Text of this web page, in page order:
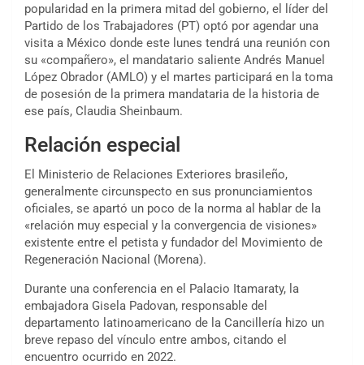
popularidad en la primera mitad del gobierno, el líder del
Partido de los Trabajadores (PT) optó por agendar una
visita a México donde este lunes tendrá una reunión con
su «compañero», el mandatario saliente Andrés Manuel
López Obrador (AMLO) y el martes participará en la toma
de posesión de la primera mandataria de la historia de
ese país, Claudia Sheinbaum.
Relación especial
El Ministerio de Relaciones Exteriores brasileño,
generalmente circunspecto en sus pronunciamientos
oficiales, se apartó un poco de la norma al hablar de la
«relación muy especial y la convergencia de visiones»
existente entre el petista y fundador del Movimiento de
Regeneración Nacional (Morena).
Durante una conferencia en el Palacio Itamaraty, la
embajadora Gisela Padovan, responsable del
departamento latinoamericano de la Cancillería hizo un
breve repaso del vínculo entre ambos, citando el
encuentro ocurrido en 2022.